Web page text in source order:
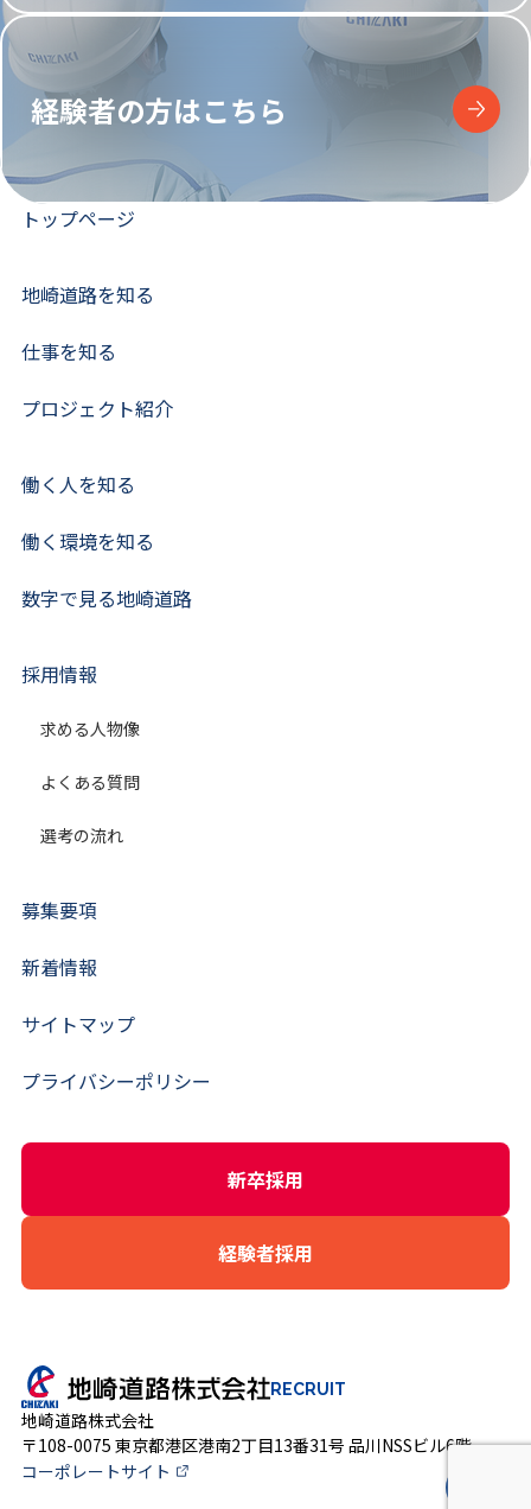
経験者の方はこちら
トップページ
地崎道路を知る
仕事を知る
プロジェクト紹介
働く人を知る
働く環境を知る
数字で見る地崎道路
採用情報
求める人物像
よくある質問
選考の流れ
募集要項
新着情報
サイトマップ
プライバシーポリシー
新卒採用
経験者採用
RECRUIT
地崎道路株式会社
〒108-0075 東京都港区港南2丁目13番31号 品川NSSビル6階
コーポレートサイト